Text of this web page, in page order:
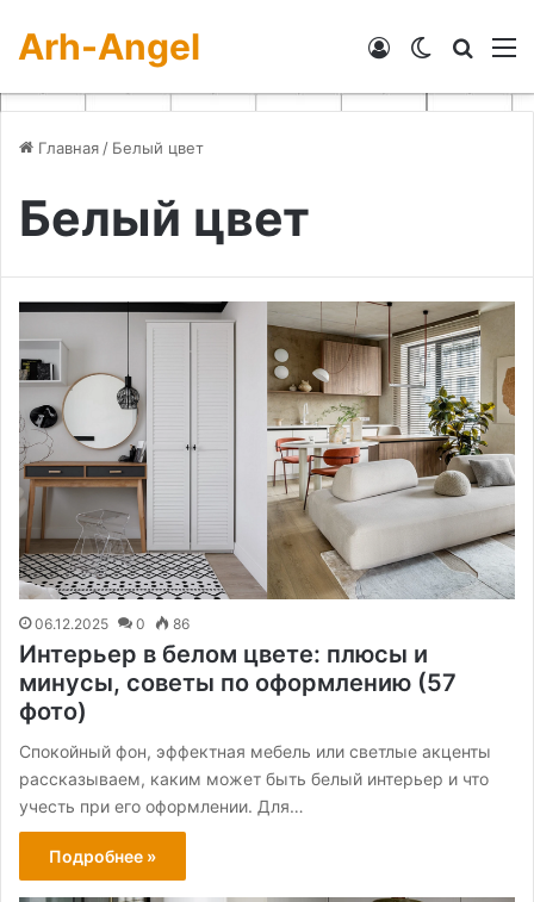
Arh-Angel Switch skin
Войти
Главная / Белый цвет
Белый цвет
06.12.2025 0 86
Интерьер в белом цвете: плюсы и
минусы, советы по оформлению (57
фото)
Спокойный фон, эффектная мебель или светлые акценты
рассказываем, каким может быть белый интерьер и что
учесть при его оформлении. Для…
Подробнее »